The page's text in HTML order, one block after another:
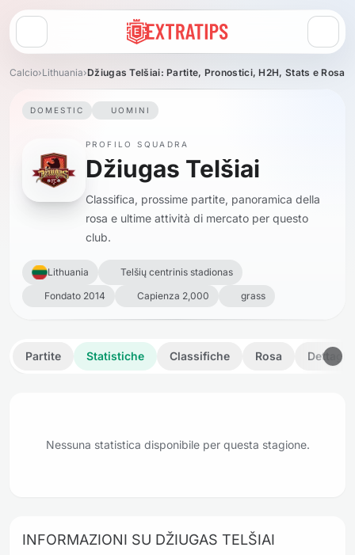
Apri menu
Calcio›Lithuania›Džiugas Telšiai: Partite, Pronostici, H2H, Stats e Rosa
DOMESTIC UOMINI
PROFILO SQUADRA
Džiugas Telšiai
Classifica, prossime partite, panoramica della
rosa e ultime attività di mercato per questo
club.
Lithuania
Telšių centrinis stadionas
Fondato 2014
Capienza 2,000 grass
Partite Statistiche Classifiche Rosa Dettagli
Nessuna statistica disponibile per questa stagione.
INFORMAZIONI SU DŽIUGAS TELŠIAI